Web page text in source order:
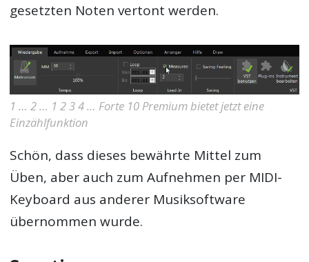
gesetzten Noten vertont werden.
1 … 2 … 1 2 3 4 … Forte 10 Premium bietet jetzt eine
Einzählfunktion
Schön, dass dieses bewährte Mittel zum
Üben, aber auch zum Aufnehmen per MIDI-
Keyboard aus anderer Musiksoftware
übernommen wurde.